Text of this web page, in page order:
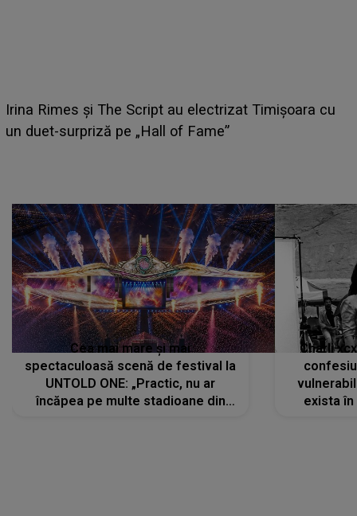
cu
HOROSCOP 6 august 2026. Zodia care
câștige mai mulți bani. O oportunitate
Cea mai mare și mai
spectaculoasă scenă de festival la
UNTOLD ONE: „Practic, nu ar
încăpea pe multe stadioane din
Charli
exista